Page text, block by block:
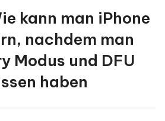
kann man iPhone
nachdem man
Modus und DFU
haben